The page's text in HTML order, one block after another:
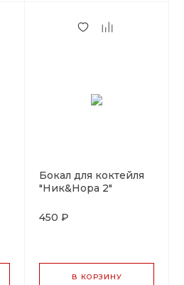
Бокал для коктейля
"Ник&Нора 2"
P.L-Barware
450 ₽
В КОРЗИНУ